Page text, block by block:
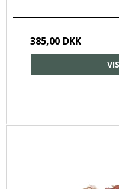
385,00 DKK